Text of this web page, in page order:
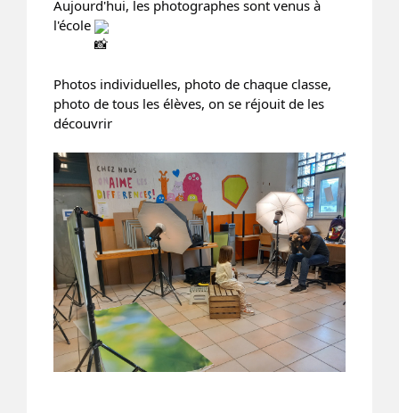
Aujourd'hui, les photographes sont venus à
l'école
Photos individuelles, photo de chaque classe,
photo de tous les élèves, on se réjouit de les
découvrir